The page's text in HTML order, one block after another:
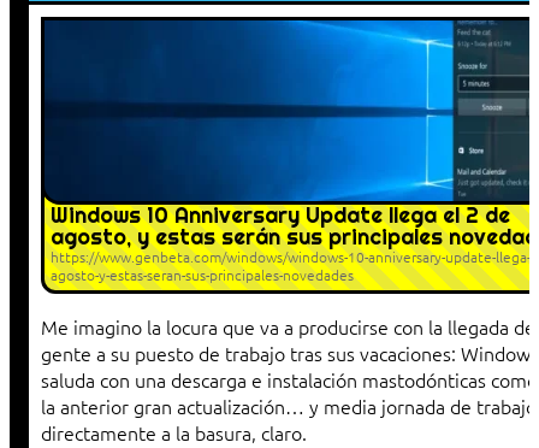
Windows 10 Anniversary Update llega el 2 de
agosto, y estas serán sus principales
https://www.genbeta.com/windows/windows-10-anniversary-update-llega-
agosto-y-estas-seran-sus-principales-novedades
Me imagino la locura que va a producirse con la llegada
gente a su puesto de trabajo tras sus vacaciones:
saluda con una descarga e instalación mastodónticas
la anterior gran actualización… y media jornada de trabajo
directamente a la basura, claro.